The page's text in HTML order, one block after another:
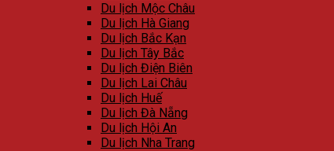
Du lịch Mộc Châu
Du lịch Hà Giang
Du lịch Bắc Kạn
Du lịch Tây Bắc
Du lịch Điện Biên
Du lịch Lai Châu
Du lịch Huế
Du lịch Đà Nẵng
Du lịch Hội An
Du lịch Nha Trang